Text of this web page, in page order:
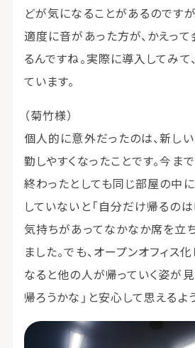
どが気になることがあるのです
適度に音があった方が、かえって
るんですね。実際に導入してみて
ています。
（菊竹様）
個人的に意外だったのは、新し
勤しやすくなったことです。今ま
終わったとしても同じ部屋の中
していないと「自分だけ帰るの
気持ちがあってなかなか席を立
ました。でも、オープンオフィス
なると他の人が帰っていく姿が見
帰ろうかな」と安心して思えるよ